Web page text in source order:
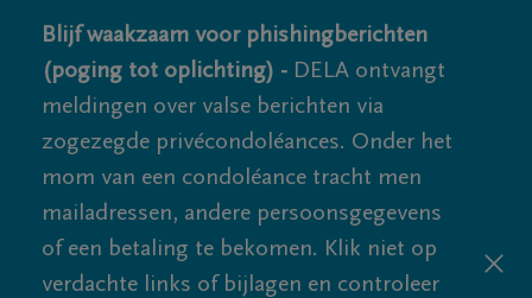
Blijf waakzaam voor phishingberichten
(poging tot oplichting) - DELA ontvangt
meldingen over valse berichten via
zogezegde privécondoléances. Onder het
mom van een condoléance tracht men
mailadressen, andere persoonsgegevens
of een betaling te bekomen. Klik niet op
verdachte links of bijlagen en controleer